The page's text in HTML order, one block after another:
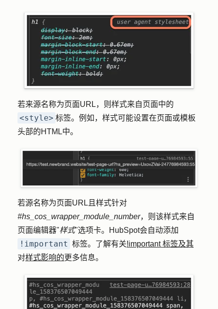
若来源名称为页面URL，则样式来自页面中的
<style> 标签。例如，样式可能设置在页面或模板
头部的HTML中。
若源名称为页面URL且样式针对
#hs_cos_wrapper_module_number，则该样式来自
页面编辑器"样式"选项卡。HubSpot会自动添加
!important 标签。了解有关!important 标签及其
对样式影响的更多信息。